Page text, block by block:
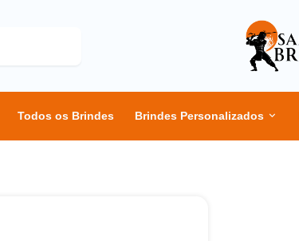
Todos os Brindes Brindes Personalizados